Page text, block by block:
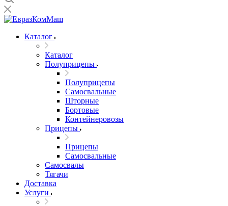
Каталог
Каталог
Полуприцепы
Полуприцепы
Самосвальные
Шторные
Бортовые
Контейнеровозы
Прицепы
Прицепы
Самосвальные
Самосвалы
Тягачи
Доставка
Услуги